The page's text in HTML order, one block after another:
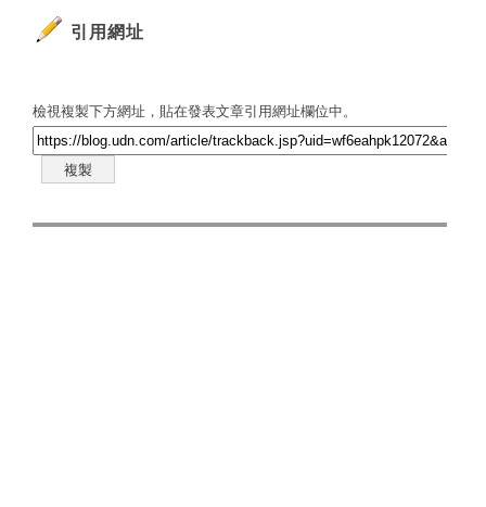
引用網址
檢視複製下方網址，貼在發表文章引用網址欄位中。
複製